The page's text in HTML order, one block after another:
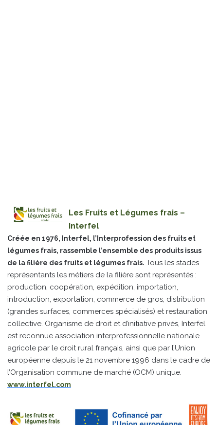
Les Fruits et Légumes frais –
Interfel
Créée en 1976, Interfel, l’Interprofession des fruits et
légumes frais, rassemble l’ensemble des produits issus
de la filière des fruits et légumes frais. Tous les stades
représentants les métiers de la filière sont représentés :
production, coopération, expédition, importation,
introduction, exportation, commerce de gros, distribution
(grandes surfaces, commerces spécialisés) et restauration
collective. Organisme de droit et d’initiative privés, Interfel
est reconnue association interprofessionnelle nationale
agricole par le droit rural français, ainsi que par l’Union
européenne depuis le 21 novembre 1996 dans le cadre de
l’Organisation commune de marché (OCM) unique.
www.interfel.com